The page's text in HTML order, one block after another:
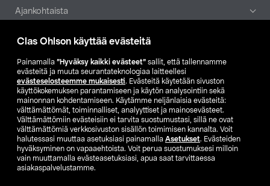
Clas Ohlson käyttää evästeitä
Painamalla ”Hyväksy kaikki evästeet” sallit, että tallennamme
evästeitä ja muuta seurantateknologiaa laitteellesi
evästeselosteemme mukaisesti. Evästeitä käytetään sivuston
käyttökokemuksen parantamiseen ja käytön analysointiin sekä
mainonnan kohdentamiseen. Käytämme neljänlaisia evästeitä:
välttämättömät, toiminnalliset, analyyttiset ja mainosevästeet.
Välttämättömiin evästeisiin ei tarvita suostumustasi, sillä ne ovat
välttämättömiä verkkosivuston sisällön toimimisen kannalta. Voit
halutessasi muuttaa asetuksiasi painamalla Asetukset. Evästeiden
hyväksyminen on vapaaehtoista. Voit perua suostumuksesi milloin
vain muuttamalla evästeasetuksiasi, apua saat tarvittaessa
asiakaspalvelustamme.
Ajankohtaista
Muut yrityksemme
Etsi myymälä
SE NO FI
FI SV